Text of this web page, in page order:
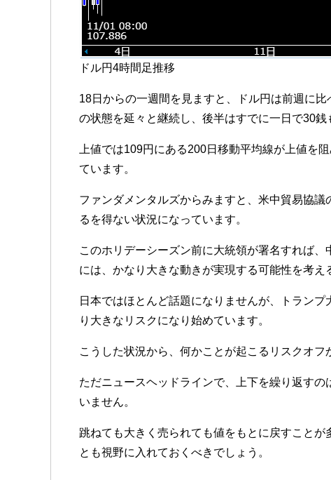
ドル円4時間足推移
18日からの一週間を見ますと、ドル円は前週に
の状態を延々と継続し、後半はすでに一日で30
上値では109円にある200日移動平均線が上値を
ています。
ファンダメンタルズからみますと、米中貿易協
るを得ない状況になっています。
このホリデーシーズン前に大統領が署名すれば
には、かなり大きな動きが実現する可能性を考え
日本ではほとんど話題になりませんが、トラン
り大きなリスクになり始めています。
こうした状況から、何かことが起こるリスクオ
ただニュースヘッドラインで、上下を繰り返す
いません。
跳ねても大きく売られても値をもとに戻すこと
とも視野に入れておくべきでしょう。